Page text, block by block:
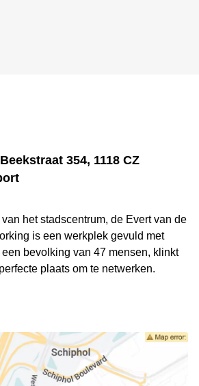
354, 1118 CZ
het stadscentrum, de Evert van de
is een werkplek gevuld met
bevolking van 47 mensen, klinkt
plaats om te netwerken.